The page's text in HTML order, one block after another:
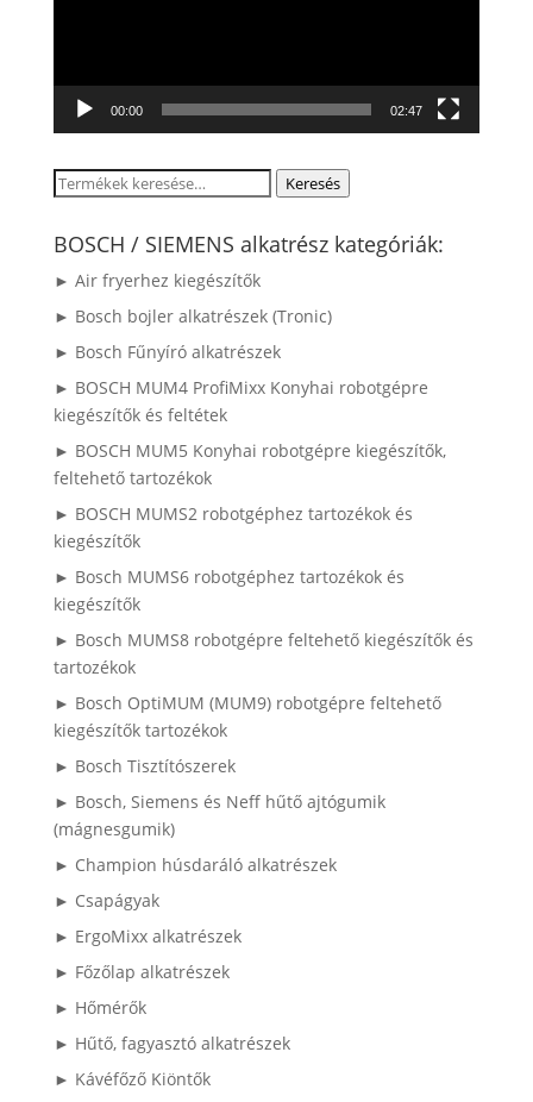
00:00 02:47
Keresés
következőre:
Keresés
BOSCH / SIEMENS alkatrész kategóriák:
► Air fryerhez kiegészítők
► Bosch bojler alkatrészek (Tronic)
► Bosch Fűnyíró alkatrészek
► BOSCH MUM4 ProfiMixx Konyhai robotgépre
kiegészítők és feltétek
► BOSCH MUM5 Konyhai robotgépre kiegészítők,
feltehető tartozékok
► BOSCH MUMS2 robotgéphez tartozékok és
kiegészítők
► Bosch MUMS6 robotgéphez tartozékok és
kiegészítők
► Bosch MUMS8 robotgépre feltehető kiegészítők és
tartozékok
► Bosch OptiMUM (MUM9) robotgépre feltehető
kiegészítők tartozékok
► Bosch Tisztítószerek
► Bosch, Siemens és Neff hűtő ajtógumik
(mágnesgumik)
► Champion húsdaráló alkatrészek
► Csapágyak
► ErgoMixx alkatrészek
► Főzőlap alkatrészek
► Hőmérők
► Hűtő, fagyasztó alkatrészek
► Kávéfőző Kiöntők